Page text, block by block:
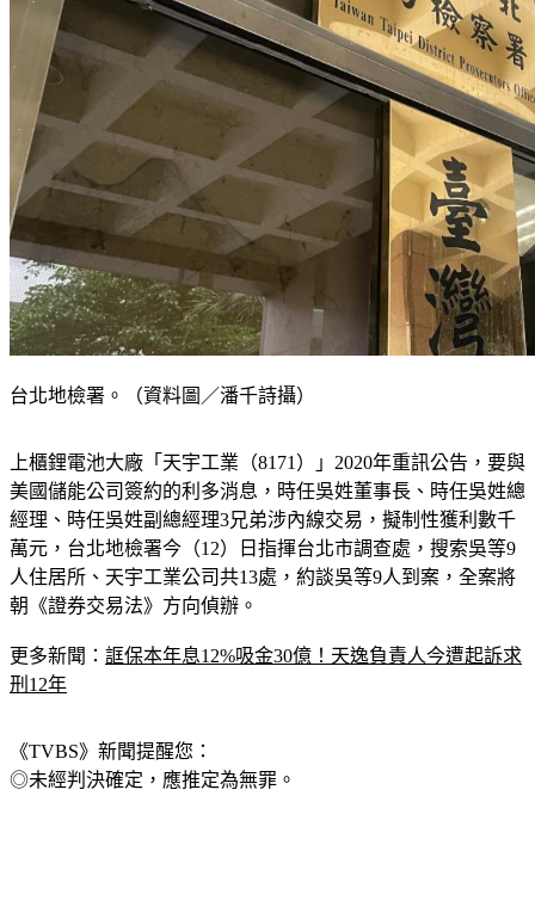
上櫃鋰電池大廠「天宇工業（8171）」2020年重訊公告，要與
美國儲能公司簽約的利多消息，時任吳姓董事長、時任吳姓總
經理、時任吳姓副總經理3兄弟涉內線交易，擬制性獲利數千
萬元，台北地檢署今（12）日指揮台北市調查處，搜索吳等9
人住居所、天宇工業公司共13處，約談吳等9人到案，全案將
更多新聞：
《TVBS》新聞提醒您：